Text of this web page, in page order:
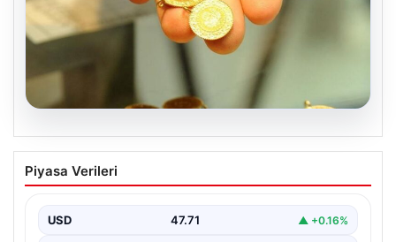
05.08.2026
Altın fiyatları canlı 2 Nisan 2026: Altın
fiyatları ne kadar oldu? Gram, çeyrek,
fiyatları
Piyasa Verileri
USD 47.71 ▲ +0.16%